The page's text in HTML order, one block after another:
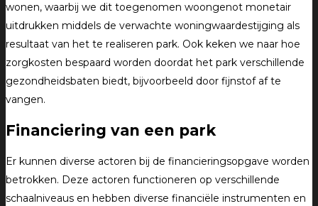
wonen, waarbij we dit toegenomen woongenot monetair
uitdrukken middels de verwachte woningwaardestijging als
resultaat van het te realiseren park. Ook keken we naar hoe
zorgkosten bespaard worden doordat het park verschillende
gezondheidsbaten biedt, bijvoorbeeld door fijnstof af te
vangen.
Financiering van een park
Er kunnen diverse actoren bij de financieringsopgave worden
betrokken. Deze actoren functioneren op verschillende
schaalniveaus en hebben diverse financiële instrumenten en